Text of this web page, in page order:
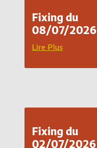
Fixing du
08/07/2026
Lire Plus
Fixing du
02/07/2026